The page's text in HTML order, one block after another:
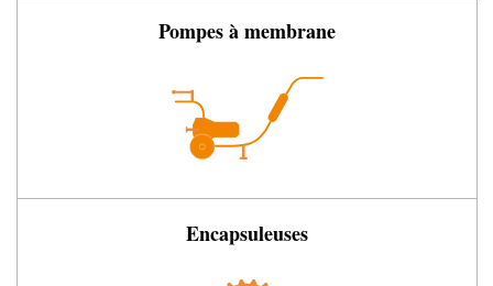
Pompes à membrane
Encapsuleuses